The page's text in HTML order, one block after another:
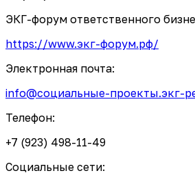
ЭКГ-форум ответственного
https://www.экг-форум.рф/
Электронная почта:
info@социальные-проекты.экг-
Телефон:
+7 (923) 498-11-49
Социальные сети: